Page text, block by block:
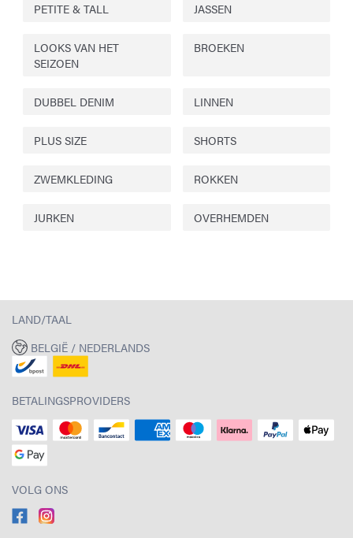
PETITE & TALL JASSEN
LOOKS VAN HET
SEIZOEN
BROEKEN
DUBBEL DENIM LINNEN
PLUS SIZE SHORTS
ZWEMKLEDING ROKKEN
JURKEN OVERHEMDEN
LAND/TAAL
BELGIË / NEDERLANDS
BETALINGSPROVIDERS
VOLG ONS